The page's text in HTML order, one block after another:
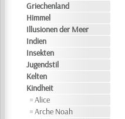
Griechenland
Himmel
Illusionen der Meer
Indien
Insekten
Jugendstil
Kelten
Kindheit
Alice
Arche Noah